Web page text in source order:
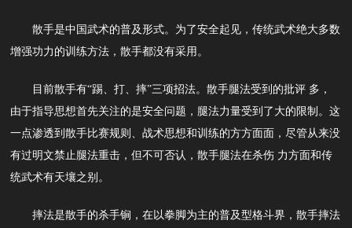
散手是中国武术的普及形式。为了安全起见，传统武术绝大多数
增强功力的训练方法，散手都没有采用。
目前散手有“踢、打、摔”三项招法。散手腿法受到的批评 多，
由于指导思想首先关注的是安全问题，腿法力量受到了大的限制。这
一点渗透到散手比赛规则、战术思想和训练的方方面面，尽管从来没
有过明文禁止腿法重击，但不可否认，散手腿法在杀伤 力方面和传
统武术有天壤之别。
摔法是散手的杀手锏，在以拳脚为主的普及型格斗界，散手摔法